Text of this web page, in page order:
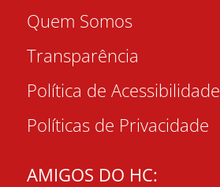
Quem Somos
Transparência
Política de Acessibilidade
Políticas de Privacidade
AMIGOS DO HC: